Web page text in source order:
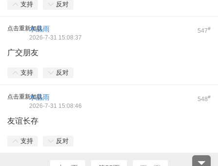
支持 反对
点击重新加载 547#
水晶雨
2026-7-31 15:08:37
广交朋友
支持 反对
点击重新加载 548#
水晶雨
2026-7-31 15:08:46
友谊长存
支持 反对